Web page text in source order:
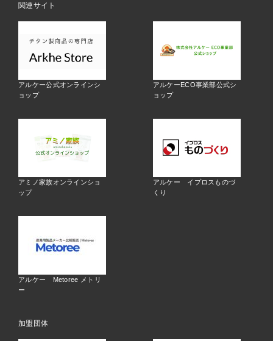
関連サイト
アルケー公式オンラインシ
ョップ
アルケーECO事業部公式シ
ョップ
アミノ家族オンラインショ
ップ
アルケー イプロスものづ
くり
アルケー Metoree メトリ
ー
加盟団体